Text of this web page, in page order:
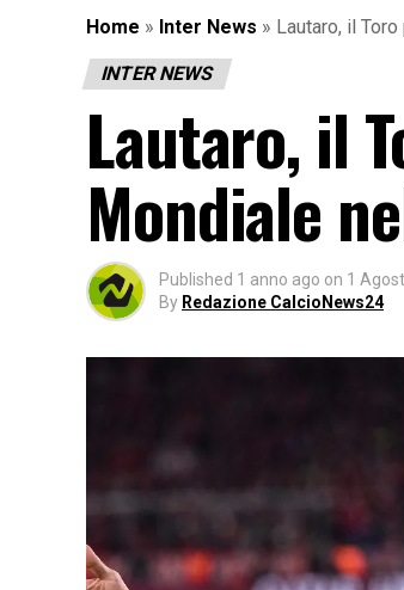
Home » Inter News » Lautaro, il
INTER NEWS
Lautaro, il
Mondiale
Published 1 anno ago on 1
By Redazione CalcioNews24